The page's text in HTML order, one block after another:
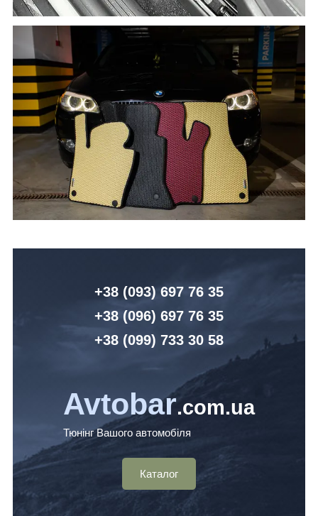
+38 (093) 697 76 35
+38 (096) 697 76 35
+38 (099) 733 30 58
Avtobar.com.ua
Тюнінг Вашого автомобіля
Каталог